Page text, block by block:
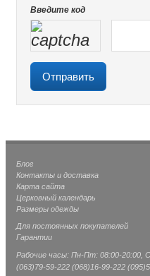
Введите код
Блог
Контакты и доставка
Карта сайта
Церковный календарь
Размеры одежды
Для постоянных покупателей
Гарантии
Рабочие часы: Пн-Пт: 08:00-20:00,
(063)79-59-222 (068) 16-99-222 (095)